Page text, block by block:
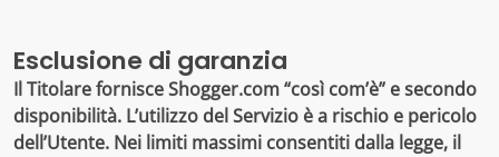
Esclusione di garanzia
Il Titolare fornisce Shogger.com “così com’è” e secondo
disponibilità. L’utilizzo del Servizio è a rischio e pericolo
dell’Utente. Nei limiti massimi consentiti dalla legge, il